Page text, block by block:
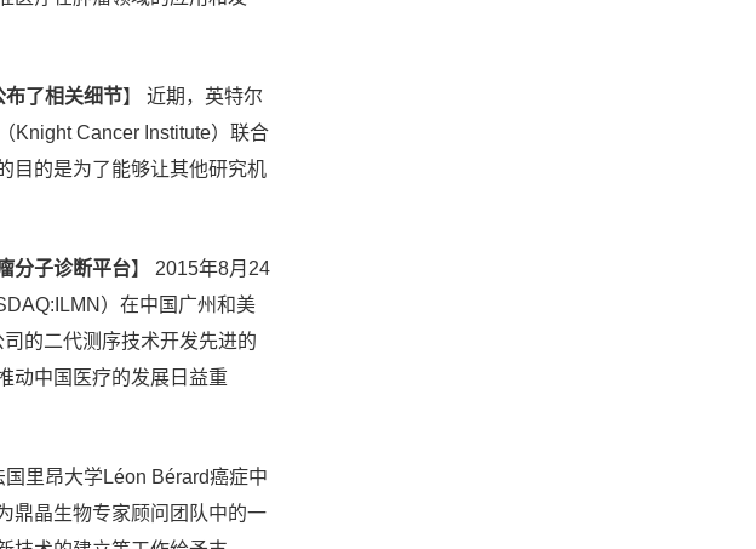
布了相关细节】
近期，英特尔
Knight Cancer Institute）联合
目的是为了能够让其他研究机
分子诊断平台】
2015年8月24
）在中国广州和美
的二代测序技术开发先进的
动中国医疗的发展日益重
国里昂大学Léon Bérard癌症中
鼎晶生物专家顾问团队中的一